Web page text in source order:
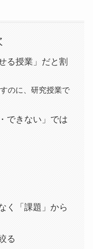
る授業」だと割
のに、研究授業で
できない」では
く「課題」から
る